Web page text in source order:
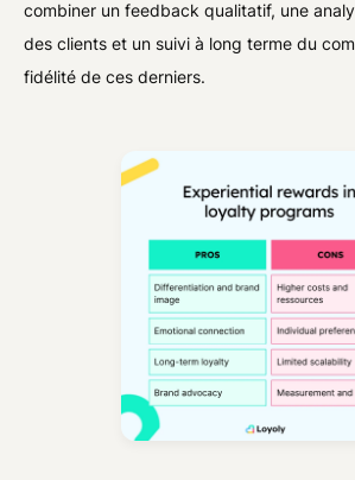
combiner un feedback qualitatif, une
des clients et un suivi à long terme du
fidélité de ces derniers.